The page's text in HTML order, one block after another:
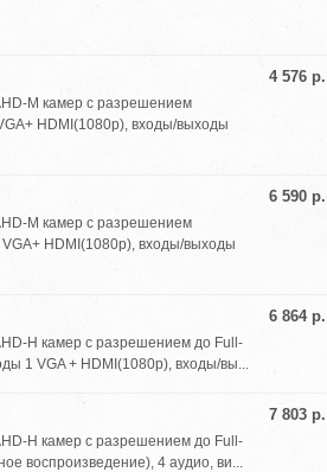
4 576 р.
M камер с разрешением
HDMI(1080p), входы/выходы
6 590 р.
M камер с разрешением
HDMI(1080p), входы/выходы
6 864 р.
H камер с разрешением до Full-
1 VGA + HDMI(1080p), входы/вы...
7 803 р.
H камер с разрешением до Full-
воспроизведение), 4 аудио, ви...